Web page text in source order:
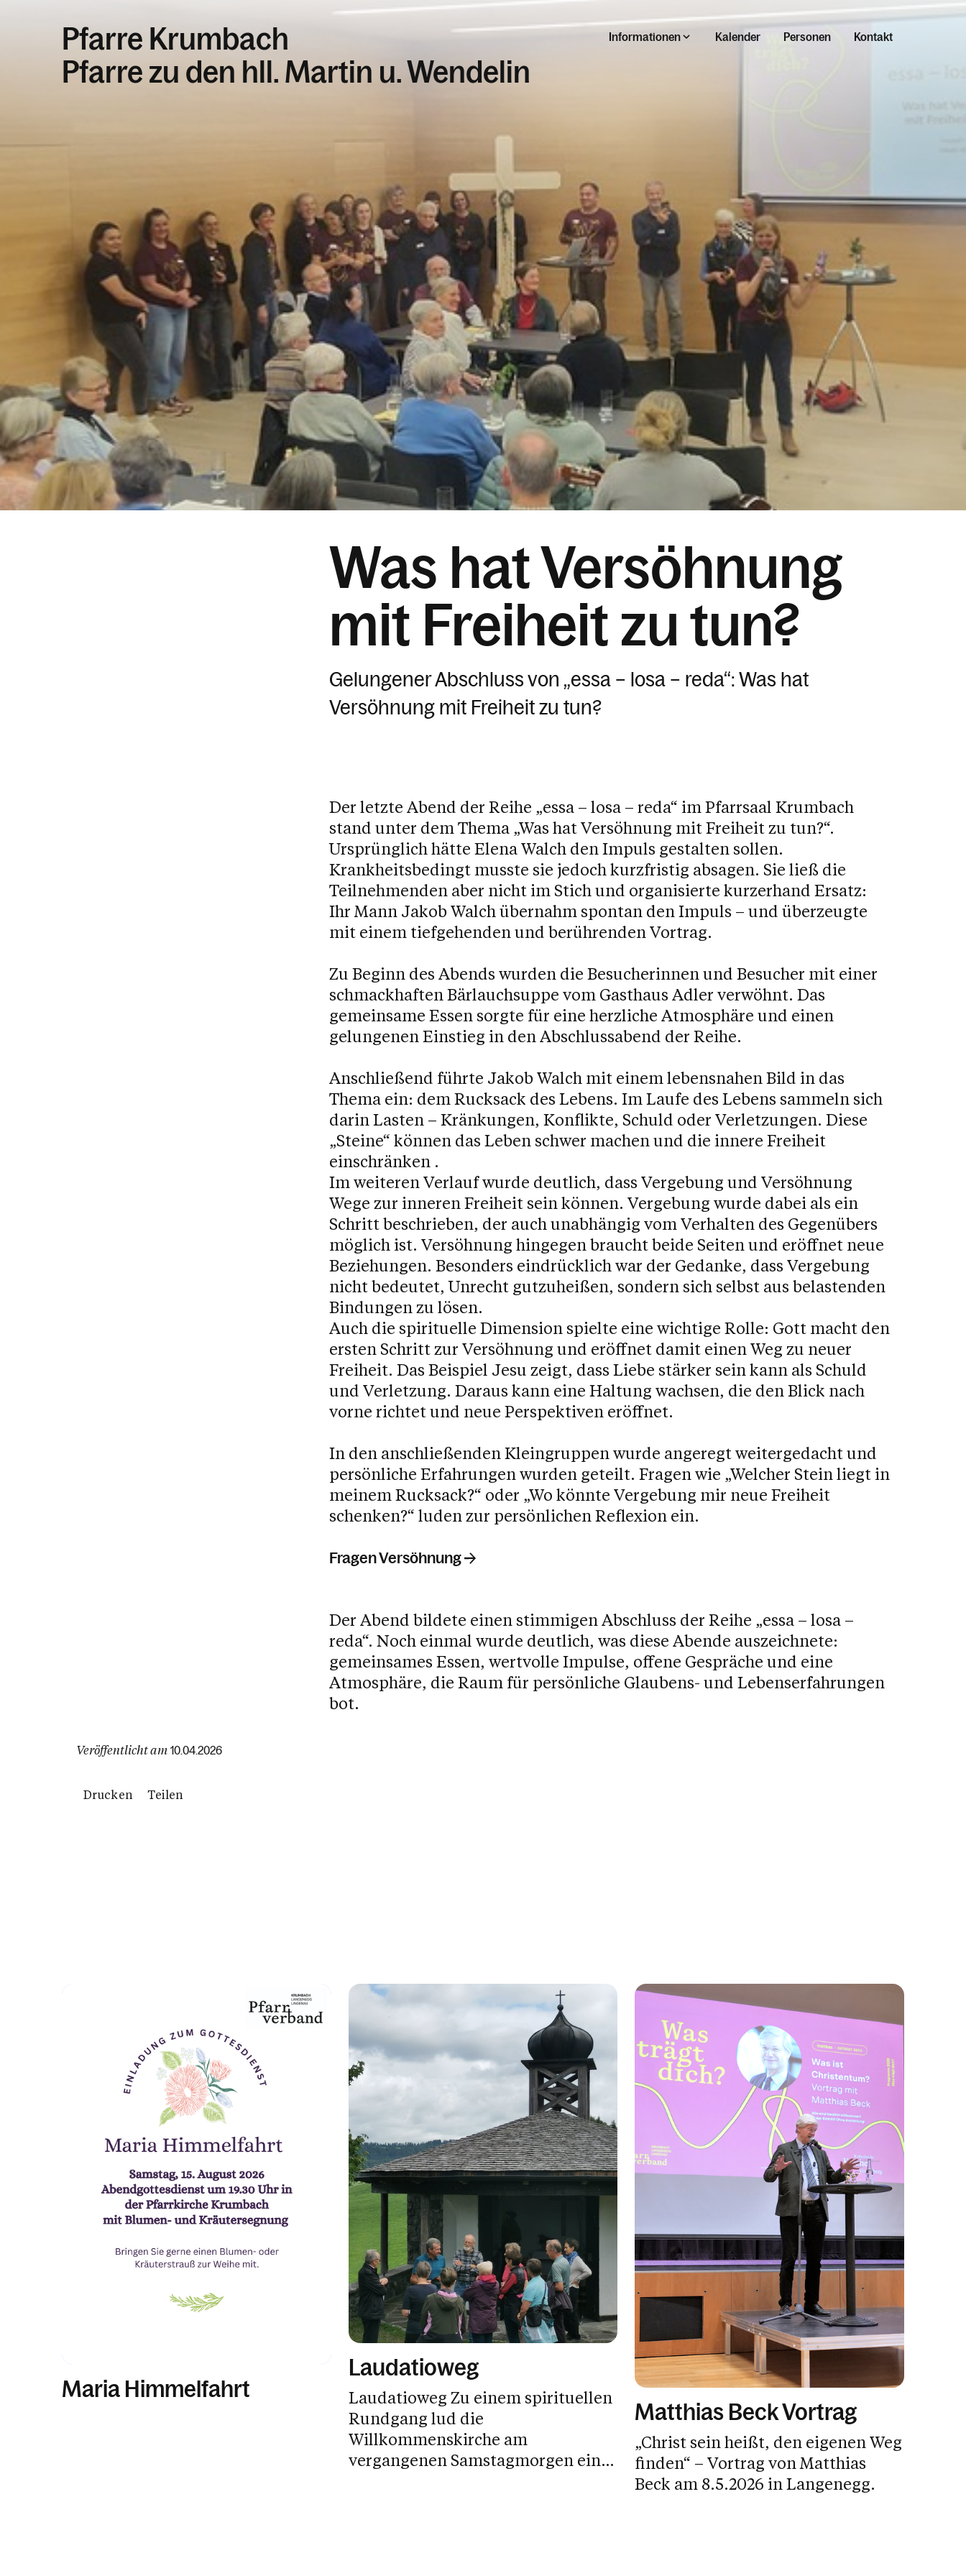
Pfarre Krumbach
Pfarre zu den hll. Martin u. Wendelin
Informationen Kalender Personen Kontakt
Was hat Versöhnung
mit Freiheit zu tun?
Gelungener Abschluss von „essa – losa – reda“: Was hat
Versöhnung mit Freiheit zu tun?
Der letzte Abend der Reihe „essa – losa – reda“ im Pfarrsaal Krumbach
stand unter dem Thema „Was hat Versöhnung mit Freiheit zu tun?“.
Ursprünglich hätte Elena Walch den Impuls gestalten sollen.
Krankheitsbedingt musste sie jedoch kurzfristig absagen. Sie ließ die
Teilnehmenden aber nicht im Stich und organisierte kurzerhand Ersatz:
Ihr Mann Jakob Walch übernahm spontan den Impuls – und überzeugte
mit einem tiefgehenden und berührenden Vortrag.
Zu Beginn des Abends wurden die Besucherinnen und Besucher mit einer
schmackhaften Bärlauchsuppe vom Gasthaus Adler verwöhnt. Das
gemeinsame Essen sorgte für eine herzliche Atmosphäre und einen
gelungenen Einstieg in den Abschlussabend der Reihe.
Anschließend führte Jakob Walch mit einem lebensnahen Bild in das
Thema ein: dem Rucksack des Lebens. Im Laufe des Lebens sammeln sich
darin Lasten – Kränkungen, Konflikte, Schuld oder Verletzungen. Diese
„Steine“ können das Leben schwer machen und die innere Freiheit
einschränken .
Im weiteren Verlauf wurde deutlich, dass Vergebung und Versöhnung
Wege zur inneren Freiheit sein können. Vergebung wurde dabei als ein
Schritt beschrieben, der auch unabhängig vom Verhalten des Gegenübers
möglich ist. Versöhnung hingegen braucht beide Seiten und eröffnet neue
Beziehungen. Besonders eindrücklich war der Gedanke, dass Vergebung
nicht bedeutet, Unrecht gutzuheißen, sondern sich selbst aus belastenden
Bindungen zu lösen.
Auch die spirituelle Dimension spielte eine wichtige Rolle: Gott macht den
ersten Schritt zur Versöhnung und eröffnet damit einen Weg zu neuer
Freiheit. Das Beispiel Jesu zeigt, dass Liebe stärker sein kann als Schuld
und Verletzung. Daraus kann eine Haltung wachsen, die den Blick nach
vorne richtet und neue Perspektiven eröffnet.
In den anschließenden Kleingruppen wurde angeregt weitergedacht und
persönliche Erfahrungen wurden geteilt. Fragen wie „Welcher Stein liegt in
meinem Rucksack?“ oder „Wo könnte Vergebung mir neue Freiheit
schenken?“ luden zur persönlichen Reflexion ein.
Fragen Versöhnung
Der Abend bildete einen stimmigen Abschluss der Reihe „essa – losa –
reda“. Noch einmal wurde deutlich, was diese Abende auszeichnete:
gemeinsames Essen, wertvolle Impulse, offene Gespräche und eine
Atmosphäre, die Raum für persönliche Glaubens- und Lebenserfahrungen
bot.
Veröffentlicht am 10.04.2026
Drucken Teilen
Maria Himmelfahrt
Laudatioweg
Laudatioweg Zu einem spirituellen
Rundgang lud die
Willkommenskirche am
vergangenen Samstagmorgen ein.
Matthias Beck Vortrag
„Christ sein heißt, den eigenen Weg
finden“ – Vortrag von Matthias
Beck am 8.5.2026 in Langenegg.